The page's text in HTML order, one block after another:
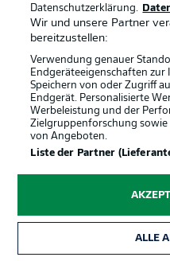
© 2026
Anzeige
Datenschutzerklärung.
Wir und unsere Partner
bereitzustellen:
Verwendung genauer
Endgeräteeigenschaften
Speichern von oder Zugriff
Endgerät. Personalisierte
Werbeleistung und der
Zielgruppenforschung
von Angeboten.
Liste der Partner
ALLE